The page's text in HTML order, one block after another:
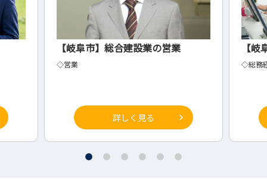
【岐阜市】総合建設業の営業
◇営業
詳しく見る
【
◇総務